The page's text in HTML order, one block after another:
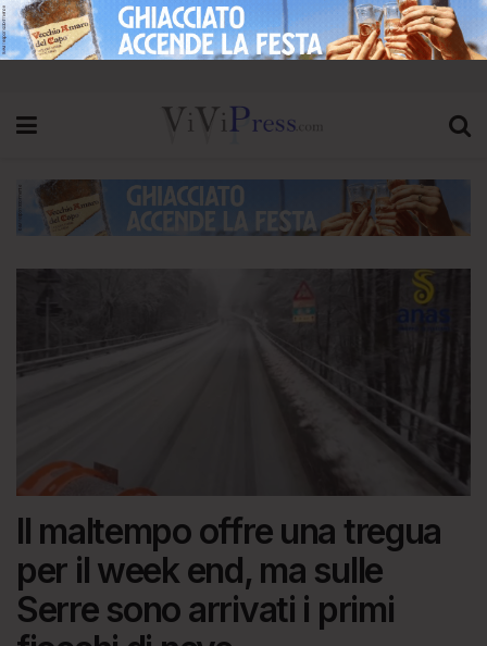
Il maltempo offre una tregua
per il week end, ma sulle
Serre sono arrivati i primi